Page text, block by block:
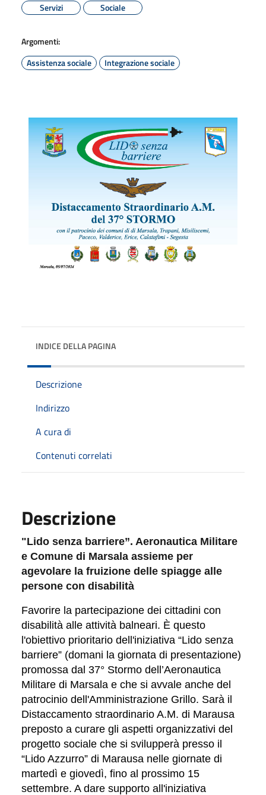
Servizi
Sociale
Argomenti:
Assistenza sociale
Integrazione sociale
INDICE DELLA PAGINA
Descrizione
Indirizzo
A cura di
Contenuti correlati
Descrizione
"Lido senza barriere”. Aeronautica Militare
e Comune di Marsala assieme per
agevolare la fruizione delle spiagge alle
persone con disabilità
Favorire la partecipazione dei cittadini con
disabilità alle attività balneari. È questo
l'obiettivo prioritario dell'iniziativa “Lido senza
barriere” (domani la giornata di presentazione)
promossa dal 37° Stormo dell’Aeronautica
Militare di Marsala e che si avvale anche del
patrocinio dell'Amministrazione Grillo. Sarà il
Distaccamento straordinario A.M. di Marausa
preposto a curare gli aspetti organizzativi del
progetto sociale che si svilupperà presso il
“Lido Azzurro” di Marausa nelle giornate di
martedì e giovedì, fino al prossimo 15
settembre. A dare supporto all'iniziativa